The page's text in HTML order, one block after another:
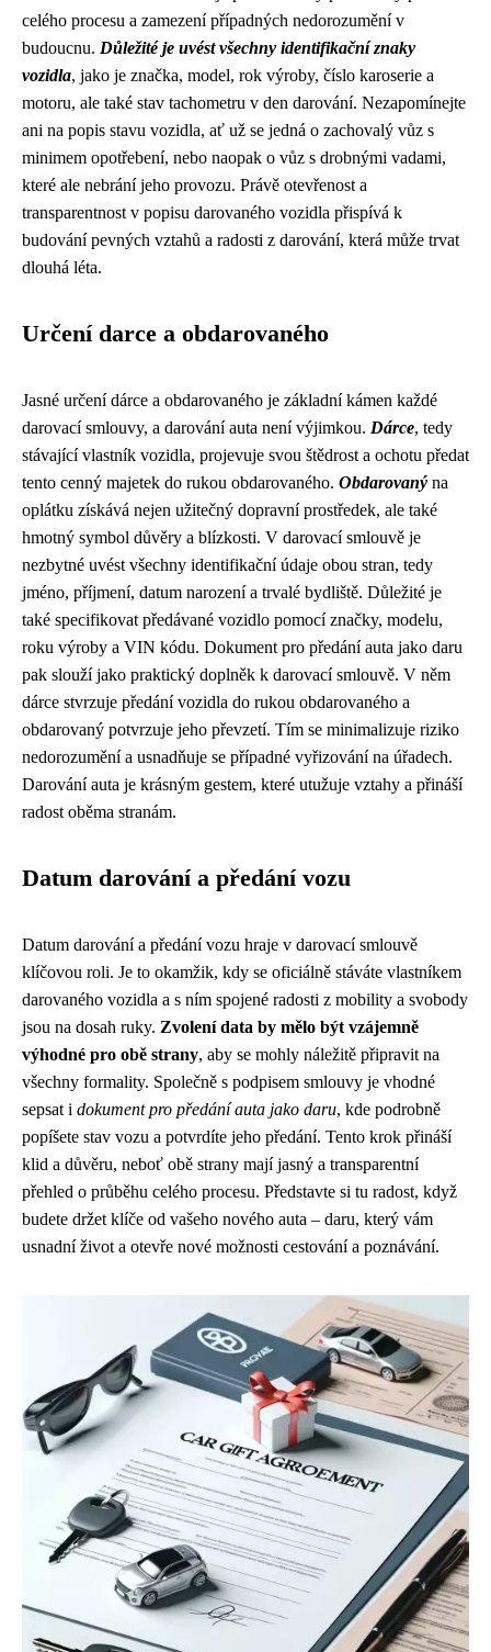
celého procesu a zamezení případných nedorozumění v
budoucnu. Důležité je uvést všechny identifikační znaky
vozidla, jako je značka, model, rok výroby, číslo karoserie a
motoru, ale také stav tachometru v den darování. Nezapomínejte
ani na popis stavu vozidla, ať už se jedná o zachovalý vůz s
minimem opotřebení, nebo naopak o vůz s drobnými vadami,
které ale nebrání jeho provozu. Právě otevřenost a
transparentnost v popisu darovaného vozidla přispívá k
budování pevných vztahů a radosti z darování, která může trvat
dlouhá léta.
Určení darce a obdarovaného
Jasné určení dárce a obdarovaného je základní kámen každé
darovací smlouvy, a darování auta není výjimkou. Dárce, tedy
stávající vlastník vozidla, projevuje svou štědrost a ochotu předat
tento cenný majetek do rukou obdarovaného. Obdarovaný na
oplátku získává nejen užitečný dopravní prostředek, ale také
hmotný symbol důvěry a blízkosti. V darovací smlouvě je
nezbytné uvést všechny identifikační údaje obou stran, tedy
jméno, příjmení, datum narození a trvalé bydliště. Důležité je
také specifikovat předávané vozidlo pomocí značky, modelu,
roku výroby a VIN kódu. Dokument pro předání auta jako daru
pak slouží jako praktický doplněk k darovací smlouvě. V něm
dárce stvrzuje předání vozidla do rukou obdarovaného a
obdarovaný potvrzuje jeho převzetí. Tím se minimalizuje riziko
nedorozumění a usnadňuje se případné vyřizování na úřadech.
Darování auta je krásným gestem, které utužuje vztahy a přináší
radost oběma stranám.
Datum darování a předání vozu
Datum darování a předání vozu hraje v darovací smlouvě
klíčovou roli. Je to okamžik, kdy se oficiálně stáváte vlastníkem
darovaného vozidla a s ním spojené radosti z mobility a svobody
jsou na dosah ruky. Zvolení data by mělo být vzájemně
výhodné pro obě strany, aby se mohly náležitě připravit na
všechny formality. Společně s podpisem smlouvy je vhodné
sepsat i dokument pro předání auta jako daru, kde podrobně
popíšete stav vozu a potvrdíte jeho předání. Tento krok přináší
klid a důvěru, neboť obě strany mají jasný a transparentní
přehled o průběhu celého procesu. Představte si tu radost, když
budete držet klíče od vašeho nového auta – daru, který vám
usnadní život a otevře nové možnosti cestování a poznávání.